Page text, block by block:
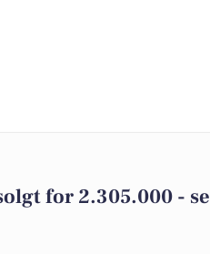
for 2.305.000 - se